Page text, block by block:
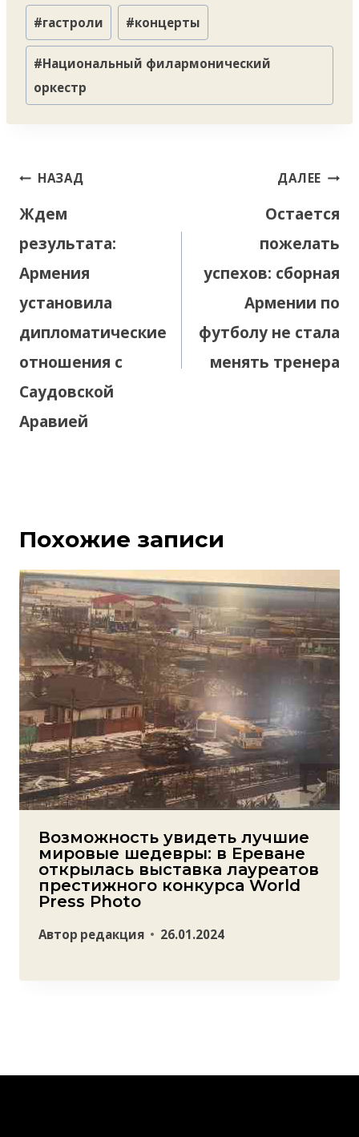
Метки
записи:
#гастроли #концерты
#Национальный филармонический
оркестр
Навигация
записям
НАЗАД
Ждем
результата:
Армения
установила
дипломатические
отношения с
Саудовской
Аравией
ДАЛЕЕ
Остается
пожелать
успехов: сборная
Армении по
футболу не стала
менять тренера
Похожие записи
Возможность увидеть лучшие
мировые шедевры: в Ереване
открылась выставка лауреатов
престижного конкурса World
Press Photo
Автор редакция 26.01.2024